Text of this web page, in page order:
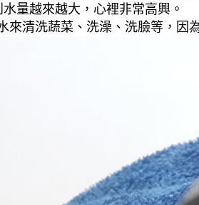
量越來越大，心裡非常高興。
清洗蔬菜、洗澡、洗臉等，